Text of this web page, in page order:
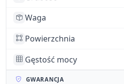
Waga
Powierzchnia
Gęstość mocy
GWARANCJA